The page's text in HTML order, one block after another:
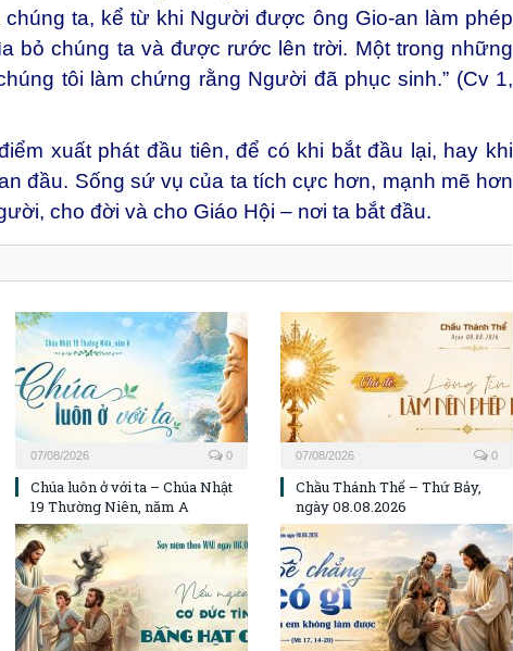
ta, kể từ khi Người được ông Gio-an làm phép
bỏ chúng ta và được rước lên trời. Một trong những
tôi làm chứng rằng Người đã phục sinh.” (Cv 1,
xuất phát đầu tiên, để có khi bắt đầu lại, hay khi
đầu. Sống sứ vụ của ta tích cực hơn, mạnh mẽ hơn
cho đời và cho Giáo Hội – nơi ta bắt đầu.
07/08/2026 0
Chúa luôn ở với ta – Chúa Nhật
19 Thường Niên, năm A
07/08/2026 0
Chầu Thánh Thể – Thứ Bảy,
ngày 08.08.2026